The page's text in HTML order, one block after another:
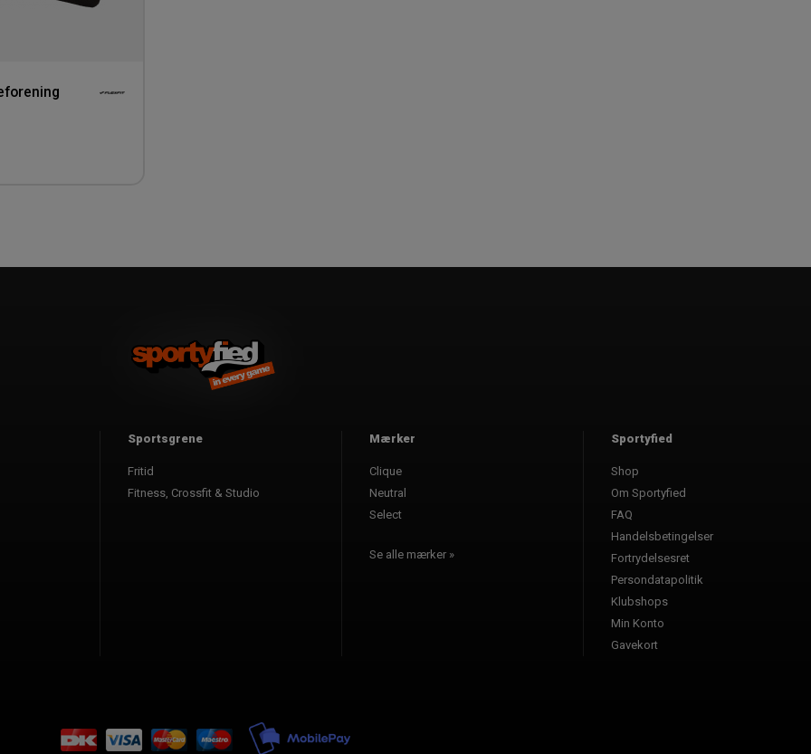
Sportsgrene
Fritid
Fitness, Crossfit & Studio
Mærker
Clique
Neutral
Select
Se alle mærker »
Sportyfied
Shop
Om Sportyfied
FAQ
Handelsbetingelser
Fortrydelsesret
Persondatapolitik
Klubshops
Min Konto
Gavekort